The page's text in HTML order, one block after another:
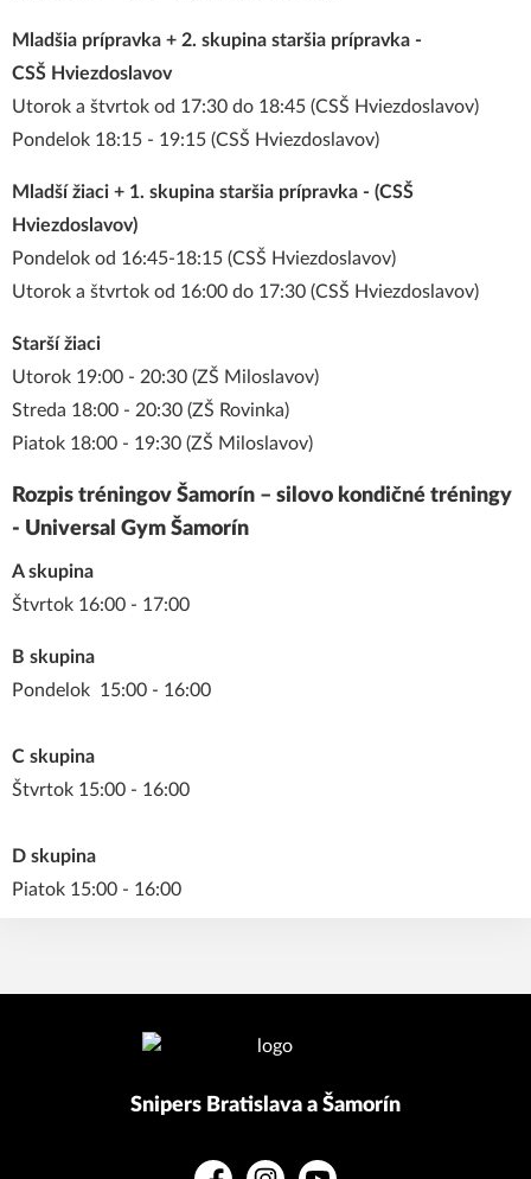
Mladšia prípravka + 2. skupina staršia prípravka -
CSŠ Hviezdoslavov
Utorok a štvrtok od 17:30 do 18:45 (CSŠ Hviezdoslavov)
Pondelok 18:15 - 19:15 (CSŠ Hviezdoslavov)
Mladší žiaci + 1. skupina staršia prípravka - (CSŠ
Hviezdoslavov)
Pondelok od 16:45-18:15 (CSŠ Hviezdoslavov)
Utorok a štvrtok od 16:00 do 17:30 (CSŠ Hviezdoslavov)
Starší žiaci
Utorok 19:00 - 20:30 (ZŠ Miloslavov)
Streda 18:00 - 20:30 (ZŠ Rovinka)
Piatok 18:00 - 19:30 (ZŠ Miloslavov)
Rozpis tréningov Šamorín – silovo kondičné tréningy
- Universal Gym Šamorín
A skupina
Štvrtok 16:00 - 17:00
B skupina
Pondelok 15:00 - 16:00
C skupina
Štvrtok 15:00 - 16:00
D skupina
Piatok 15:00 - 16:00
Snipers Bratislava a Šamorín